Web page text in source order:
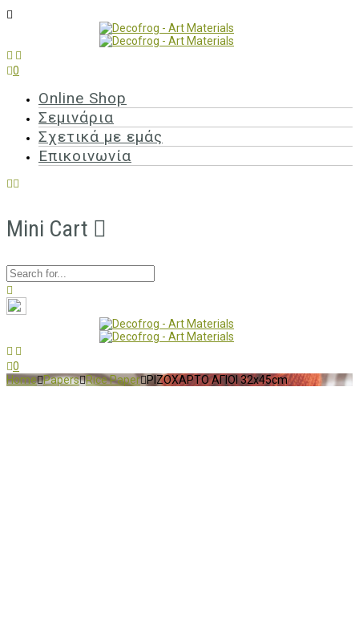
0
Online Shop
Σεμινάρια
Σχετικά με εμάς
Επικοινωνία
Mini Cart
0
Home Papers Rice Paper ΡΙΖΟΧΑΡΤΟ ΑΓΙΟΙ 32x45cm